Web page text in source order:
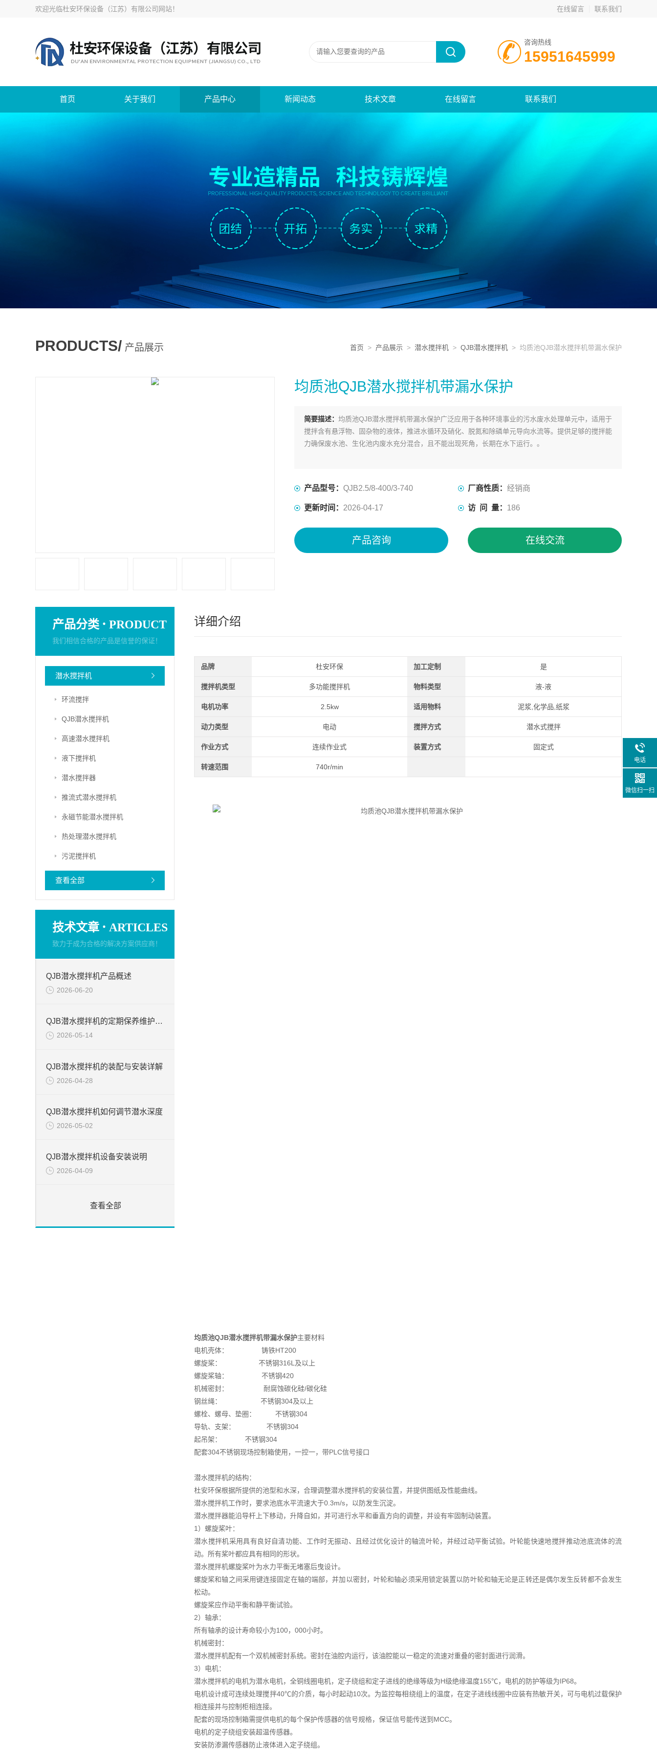
欢迎光临杜安环保设备（江苏）有限公司网站！ 在线留言 联系我们
咨询热线
15951645999
首页 关于我们 产品中心 新闻动态 技术文章 在线留言 联系我们
PRODUCTS/ 产品展示 首页 > 产品展示 > 潜水搅拌机 > QJB潜水搅拌机 > 均质池QJB潜水搅拌机带漏水保护
均质池QJB潜水搅拌机带漏水保护
简要描述：均质池QJB潜水搅拌机带漏水保护广泛应用于各种环境事业的污水废水处理单元中，适用于
搅拌含有悬浮物、固杂物的液体，推进水循环及硝化、脱氮和除磷单元导向水流等。提供足够的搅拌能
力确保废水池、生化池内废水充分混合，且不能出现死角，长期在水下运行。。
产品型号： QJB2.5/8-400/3-740 厂商性质： 经销商
更新时间： 2026-04-17 访 问 量： 186
产品咨询 在线交流
产品分类 · PRODUCT
我们相信合格的产品是信誉的保证！
潜水搅拌机
环流搅拌
QJB潜水搅拌机
高速潜水搅拌机
液下搅拌机
潜水搅拌器
推流式潜水搅拌机
永磁节能潜水搅拌机
热处理潜水搅拌机
污泥搅拌机
查看全部
技术文章 · ARTICLES
致力于成为合格的解决方案供应商！
QJB潜水搅拌机产品概述
2026-06-20
QJB潜水搅拌机的定期保养维护的注意事项
2026-05-14
QJB潜水搅拌机的装配与安装详解
2026-04-28
QJB潜水搅拌机如何调节潜水深度
2026-05-02
QJB潜水搅拌机设备安装说明
2026-04-09
查看全部
详细介绍
品牌 杜安环保 加工定制 是
搅拌机类型 多功能搅拌机 物料类型 液-液
电机功率 2.5kw 适用物料 泥浆,化学品,纸浆
动力类型 电动 搅拌方式 潜水式搅拌
作业方式 连续作业式 装置方式 固定式
转速范围 740r/min
均质池QJB潜水搅拌机带漏水保护主要材料
电机壳体： 铸铁HT200
螺旋桨： 不锈钢316L及以上
螺旋桨轴： 不锈钢420
机械密封： 耐腐蚀碳化硅/碳化硅
钢丝绳： 不锈钢304及以上
螺栓、螺母、垫圈： 不锈钢304
导轨、支架： 不锈钢304
起吊架： 不锈钢304
配套304不锈钢现场控制箱使用，一控一，带PLC信号接口
潜水搅拌机的结构：
杜安环保根据所提供的池型和水深，合理调整潜水搅拌机的安装位置，并提供图纸及性能曲线。
潜水搅拌机工作时，要求池底水平流速大于0.3m/s，以防发生沉淀。
潜水搅拌器能沿导杆上下移动，升降自如，并可进行水平和垂直方向的调整，并设有牢固制动装置。
1）螺旋桨叶：
潜水搅拌机采用具有良好自清功能、工作时无振动、且经过优化设计的轴流叶轮，并经过动平衡试验。叶轮能快速地搅拌推动池底流体的流
动。所有桨叶都应具有相同的形状。
潜水搅拌机螺旋桨叶为水力平衡无堵塞后曳设计。
螺旋桨和轴之间采用键连接固定在轴的端部，并加以密封，叶轮和轴必须采用锁定装置以防叶轮和轴无论是正转还是偶尔发生反转都不会发生
松动。
螺旋桨应作动平衡和静平衡试验。
2）轴承：
所有轴承的设计寿命较小为100，000小时。
机械密封：
潜水搅拌机配有一个双机械密封系统。密封在油腔内运行，该油腔能以一稳定的流速对重叠的密封面进行润滑。
3）电机：
潜水搅拌机的电机为潜水电机，全铜线圈电机，定子绕组和定子进线的绝缘等级为H级绝缘温度155℃，电机的防护等级为IP68。
电机设计成可连续处理搅拌40℃的介质，每小时起动10次。为监控每相绕组上的温度，在定子进线线圈中应装有热敏开关，可与电机过载保护
相连接并与控制柜相连接。
配套的现场控制箱需提供电机的每个保护传感器的信号规格，保证信号能传送到MCC。
电机的定子绕组安装超温传感器。
安装防渗漏传感器防止液体进入定子绕组。
电话
微信扫一扫